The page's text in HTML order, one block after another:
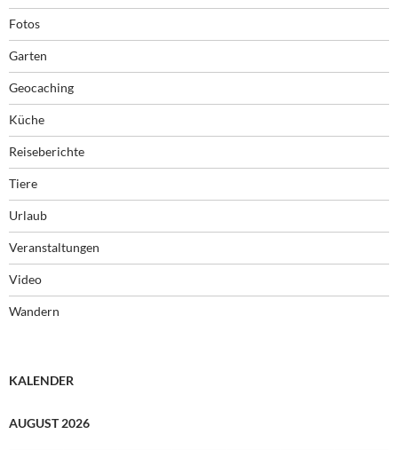
Fotos
Garten
Geocaching
Küche
Reiseberichte
Tiere
Urlaub
Veranstaltungen
Video
Wandern
KALENDER
AUGUST 2026